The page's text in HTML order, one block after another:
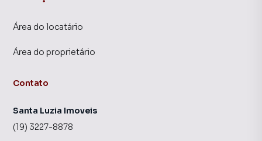
Área do locatário
Área do proprietário
Contato
Santa Luzia Imoveis
(19) 3227-8878